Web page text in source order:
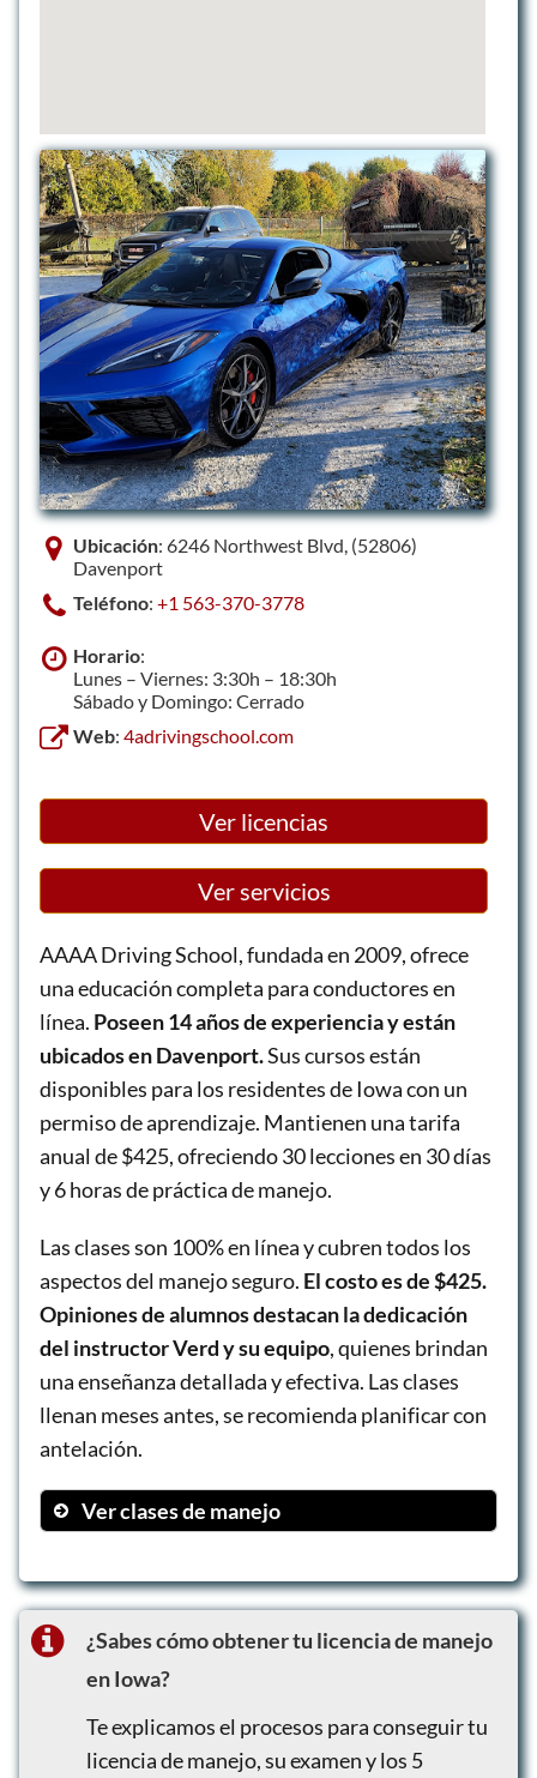
Ubicación: 6246 Northwest Blvd, (52806)
Davenport
Teléfono: +1 563-370-3778
Horario:
Lunes – Viernes: 3:30h – 18:30h
Sábado y Domingo: Cerrado
Web: 4adrivingschool.com
Ver licencias
Ver servicios
AAAA Driving School, fundada en 2009, ofrece
una educación completa para conductores en
línea. Poseen 14 años de experiencia y están
ubicados en Davenport.Sus cursos están
disponibles para los residentes de Iowa con un
permiso de aprendizaje. Mantienen una tarifa
anual de $425, ofreciendo 30 lecciones en 30 días
y 6 horas de práctica de manejo.
Las clases son 100% en línea y cubren todos los
aspectos del manejo seguro. El costo es de $425.
Opiniones de alumnos destacan la dedicación
del instructor Verd y su equipo, quienes brindan
una enseñanza detallada y efectiva. Las clases
llenan meses antes, se recomienda planificar con
antelación.
Ver clases de manejo
Prácticas de manejo supervisadas
¿Sabes cómo obtener tu licencia de manejo
en Iowa?
Te explicamos el procesos para conseguir tu
licencia de manejo, su examen y los 5